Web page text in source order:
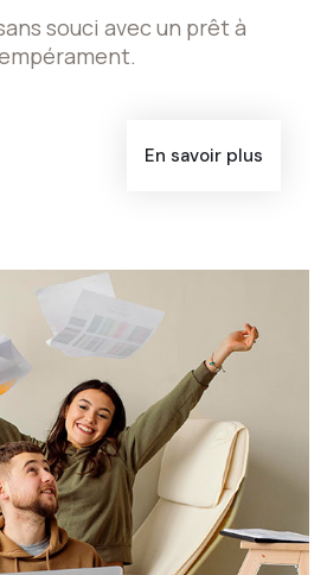
souci avec un prêt à
En savoir plus